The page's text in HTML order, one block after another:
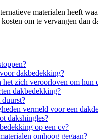
materialen heeft
om te vervangen dan
dakbedekking?
het zich veroorloven om hun
dakbedekking?
vermeld voor een
dakshingles?
op een cv?
omhoog gegaan?